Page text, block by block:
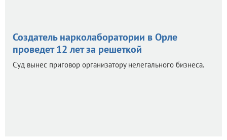
Создатель нарколаборатории в Орле
проведет 12 лет за решеткой
Суд вынес приговор организатору нелегального бизнеса.